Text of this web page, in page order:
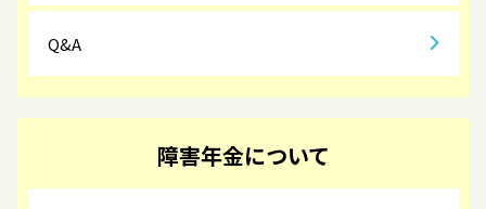
Q&A
障害年金について